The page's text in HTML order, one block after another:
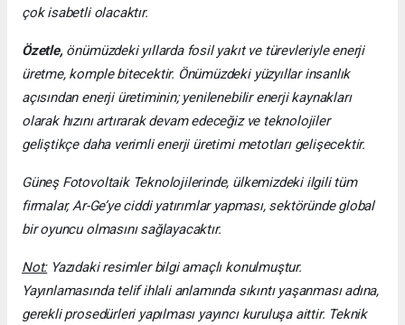
çok isabetli olacaktır.
Özetle,önümüzdeki yıllarda fosil yakıt ve türevleriyle enerji
üretme, komple bitecektir. Önümüzdeki yüzyıllar insanlık
açısından enerji üretiminin; yenilenebilir enerji kaynakları
olarak hızını artırarak devam edeceğiz ve teknolojiler
geliştikçe daha verimli enerji üretimi metotları gelişecektir.
Güneş Fotovoltaik Teknolojilerinde, ülkemizdeki ilgili tüm
firmalar, Ar-Ge’ye ciddi yatırımlar yapması, sektöründe global
bir oyuncu olmasını sağlayacaktır.
Not:Yazıdaki resimler bilgi amaçlı konulmuştur.
Yayınlamasında telif ihlali anlamında sıkıntı yaşanması adına,
gerekli prosedürleri yapılması yayıncı kuruluşa aittir. Teknik